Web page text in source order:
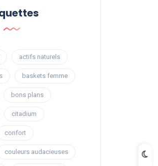
actifs naturels
baskets femme
bons plans
citadium
confort
couleurs audacieuses